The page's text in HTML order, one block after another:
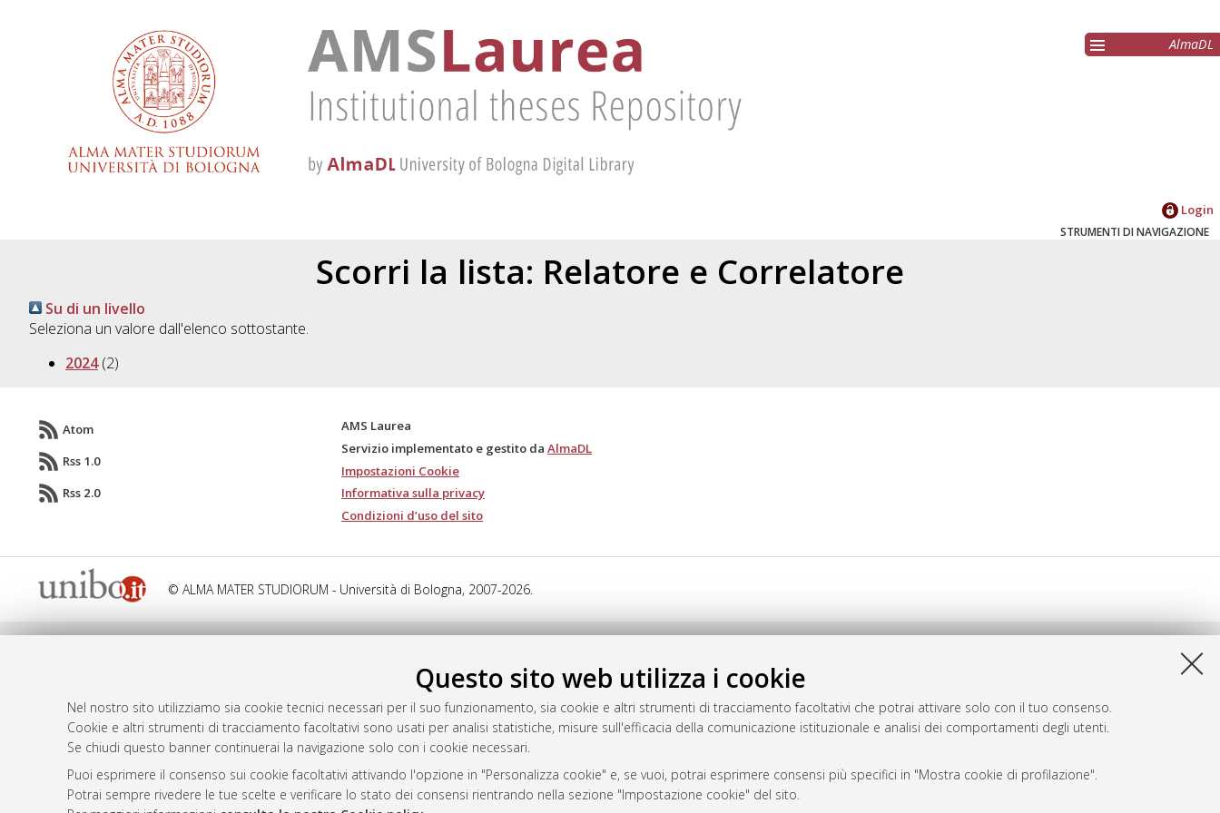
Questo sito web utilizza i cookie
Nel nostro sito utilizziamo sia cookie tecnici necessari per il suo funzionamento, sia cookie e altri strumenti di tracciamento facoltativi che potrai attivare solo con il tuo consenso.
Cookie e altri strumenti di tracciamento facoltativi sono usati per analisi statistiche, misure sull'efficacia della comunicazione istituzionale e analisi dei comportamenti degli utenti.
Se chiudi questo banner continuerai la navigazione solo con i cookie necessari.
Puoi esprimere il consenso sui cookie facoltativi attivando l'opzione in "Personalizza cookie" e, se vuoi, potrai esprimere consensi più specifici in "Mostra cookie di profilazione".
Potrai sempre rivedere le tue scelte e verificare lo stato dei consensi rientrando nella sezione "Impostazione cookie" del sito.
AlmaDL
Login
STRUMENTI DI NAVIGAZIONE
Scorri la lista: Relatore e Correlatore
Su di un livello
Seleziona un valore dall'elenco sottostante.
2024(2)
Atom
Rss 1.0
Rss 2.0
AMS Laurea
Servizio implementato e gestito da AlmaDL
Impostazioni Cookie
Informativa sulla privacy
Condizioni d’uso del sito
© ALMA MATER STUDIORUM - Università di Bologna, 2007-2026.